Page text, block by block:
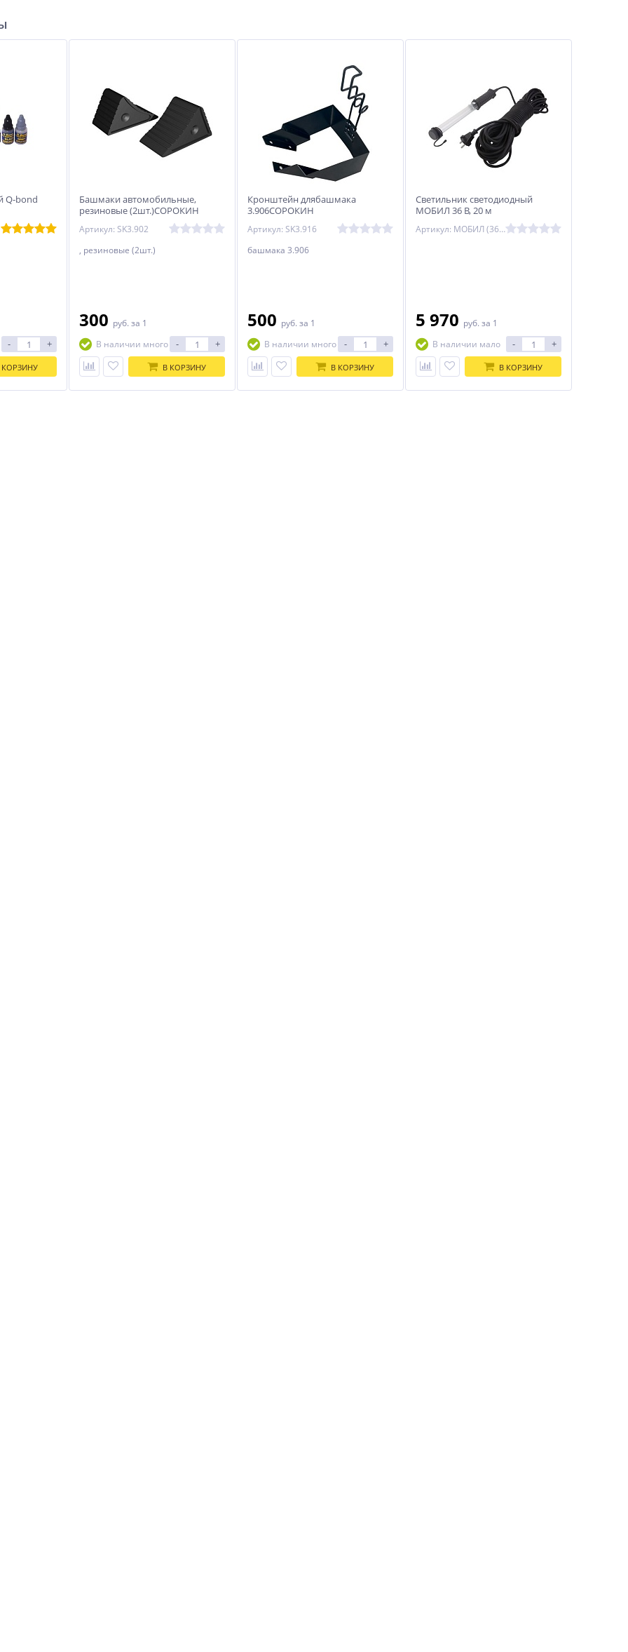
Q-bond
- +
КОРЗИНУ
Башмаки автомобильные,
резиновые (2шт.)СОРОКИН
Артикул: SK3.902
, резиновые (2шт.)
300 руб. за 1
В наличии много
- +
В КОРЗИНУ
Кронштейн длябашмака
3.906СОРОКИН
Артикул: SK3.916
башмака 3.906
500 руб. за 1
В наличии много
- +
В КОРЗИНУ
Светильник светодиодный
МОБИЛ 36 В, 20 м
Артикул: МОБИЛ (36V)-20
5 970 руб. за 1
В наличии мало
- +
В КОРЗИНУ